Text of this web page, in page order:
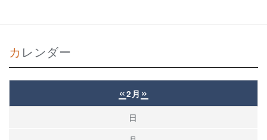
カレンダー
«2月 »
日